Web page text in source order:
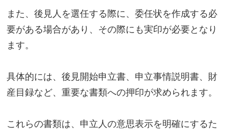
また、後見人を選任する際に、委任状を作成する必
要がある場合があり、その際にも実印が必要となり
ます。
具体的には、後見開始申立書、申立事情説明書、財
産目録など、重要な書類への押印が求められます。
これらの書類は、申立人の意思表示を明確にするた